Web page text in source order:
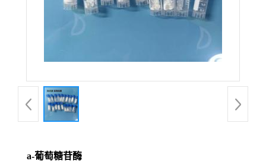
a-葡萄糖苷酶